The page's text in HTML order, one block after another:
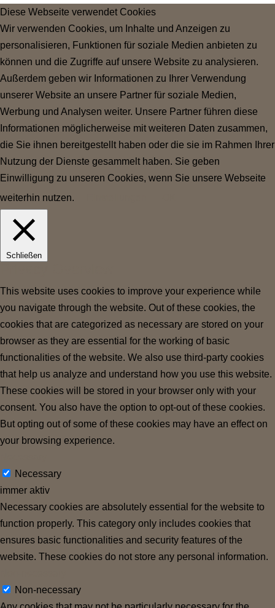
Diese Webseite verwendet Cookies
Wir verwenden Cookies, um Inhalte und Anzeigen zu
personalisieren, Funktionen für soziale Medien anbieten zu
können und die Zugriffe auf unsere Website zu analysieren.
Außerdem geben wir Informationen zu Ihrer Verwendung
unserer Website an unsere Partner für soziale Medien,
Werbung und Analysen weiter. Unsere Partner führen diese
Informationen möglicherweise mit weiteren Daten zusammen,
die Sie ihnen bereitgestellt haben oder die sie im Rahmen Ihrer
Nutzung der Dienste gesammelt haben. Sie geben
Einwilligung zu unseren Cookies, wenn Sie unsere Webseite
weiterhin nutzen.
Schließen
This website uses cookies to improve your experience while
you navigate through the website. Out of these cookies, the
cookies that are categorized as necessary are stored on your
browser as they are essential for the working of basic
functionalities of the website. We also use third-party cookies
that help us analyze and understand how you use this website.
These cookies will be stored in your browser only with your
consent. You also have the option to opt-out of these cookies.
But opting out of some of these cookies may have an effect on
your browsing experience.
Necessary
immer aktiv
Necessary cookies are absolutely essential for the website to
function properly. This category only includes cookies that
ensures basic functionalities and security features of the
website. These cookies do not store any personal information.
Non-necessary